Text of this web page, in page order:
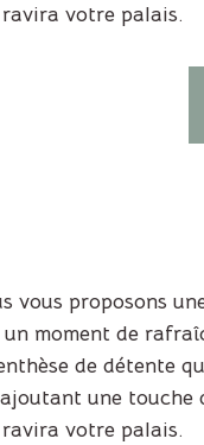
votre palais.
vous proposons
moment de
de détente
une
votre palais.